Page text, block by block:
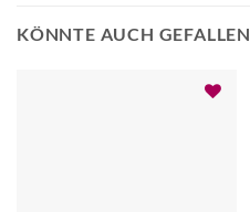
KÖNNTE AUCH GEFALLEN